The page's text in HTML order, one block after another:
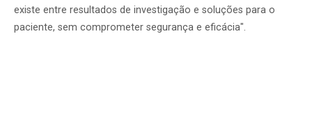
existe entre resultados de investigação e soluções para o
paciente, sem comprometer segurança e eficácia".